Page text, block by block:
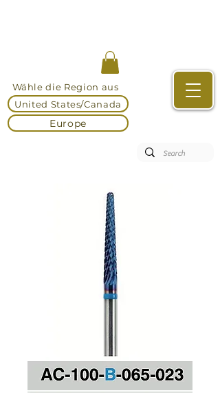
Wähle die Region aus
United States/Canada
Europe